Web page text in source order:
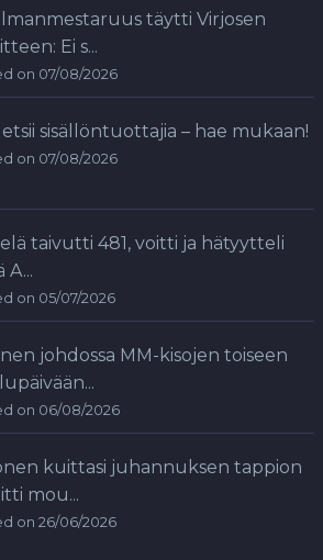
täytti Virjosen
Ei s...
on 07/08/2026
etsii sisällöntuottajia – hae mukaan!
on 07/08/2026
taivutti 481, voitti ja hätyytteli
A...
on 05/07/2026
johdossa MM-kisojen toiseen
on 06/08/2026
kuittasi juhannuksen tappion
mou...
on 26/06/2026